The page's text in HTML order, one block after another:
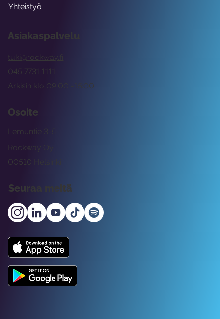
Asiakaspalvelu
tuki@rockway.fi
Arkisin klo 09:00 -15:00
045 7731 1111
Osoite
Rockway Oy
Lemuntie 3-5
00510 Helsinki
Seuraa meitä
Yhteistyö